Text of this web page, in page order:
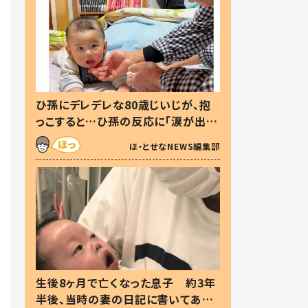
ひ孫にデレデレな80歳じいじが、抱
っこすると…ひ孫の反応に「涙が出ま
した」「可愛くて仕方ない」
ほ・とせなNEWS編集部
生後8ヶ月で亡くなった息子 約3年
半後、当時の妻の日記に書いてあっ